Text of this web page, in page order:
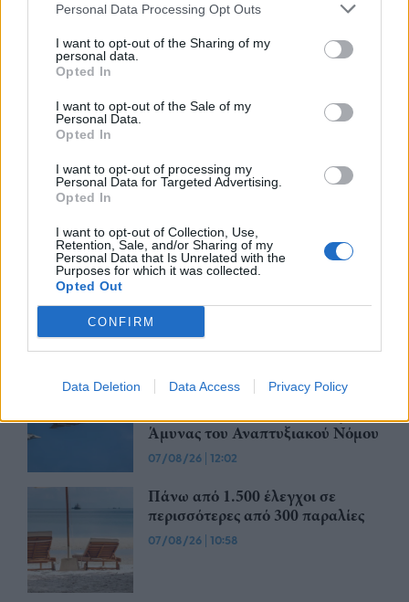
Personal Data Processing Opt Outs
I want to opt-out of the Sharing of my
personal data.
Opted In
I want to opt-out of the Sale of my
Personal Data.
Opted In
I want to opt-out of processing my
Personal Data for Targeted Advertising.
Opted In
I want to opt-out of Collection, Use,
Retention, Sale, and/or Sharing of my
Personal Data that Is Unrelated with the
Purposes for which it was collected.
Opted Out
CONFIRM
Data Deletion Data Access Privacy Policy
Δημόσιο: Άκυρες από 1η
θα αναρτώνται στις ιστοσελίδες
Μετρό Θεσσαλονίκης προς την
Καλαμαριά
Μετρό Αθήνας: Στο τελικό στάδιο
η αντικατάσταση σιδηροτροχιών
ολοκληρώνεται 5 μήνες νωρίτερα
07/08/26
Προκηρύσσεται σήμερα από τη
Γενική Γραμματεία Ιδιωτικών
Άμυνας του Αναπτυξιακού Νόμου
07/08/26 | 12:02
Πάνω από 1.500 έλεγχοι σε
περισσότερες από 300 παραλίες
07/08/26 | 10:58